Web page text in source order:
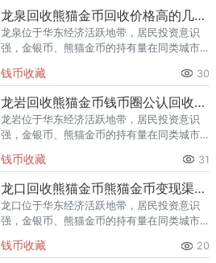
回收渠道里，能精准识别版别溢
龙泉回收熊猫金币回收价格高的几家推荐
龙泉位于华东经济活跃地带，居民投资意识
强，金银币、熊猫金币的持有量在同类城市
熊猫金币的需求就明显升温，但鱼龙混杂的
回收渠道里，能精准识别版别溢
钱币收藏 30
龙岩回收熊猫金币钱币圈公认回收渠道排行
龙岩位于华东经济活跃地带，居民投资意识
强，金银币、熊猫金币的持有量在同类城市
熊猫金币的需求就明显升温，但鱼龙混杂的
回收渠道里，能精准识别版别溢
钱币收藏 31
龙口回收熊猫金币熊猫金币变现渠道指南
龙口位于华东经济活跃地带，居民投资意识
强，金银币、熊猫金币的持有量在同类城市
熊猫金币的需求就明显升温，但鱼龙混杂的
钱币收藏 20